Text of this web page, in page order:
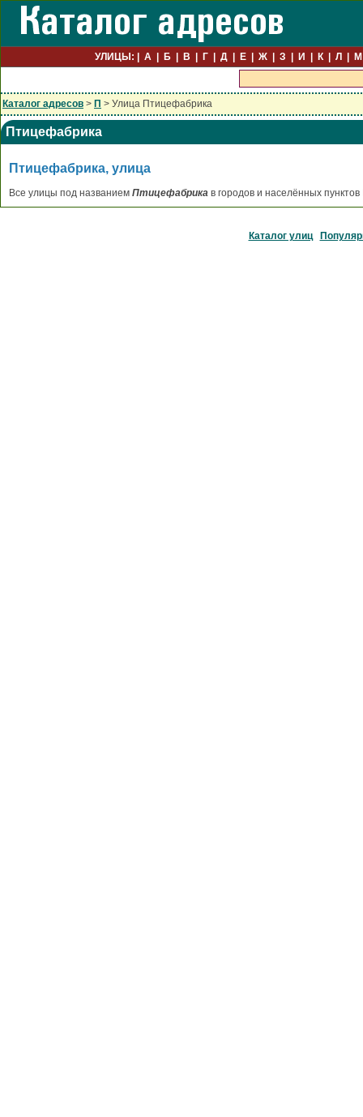
УЛИЦЫ: А Б В Г Д Е Ж З И К Л М
Каталог адресов > П > Улица Птицефабрика
Птицефабрика
Птицефабрика, улица
Все улицы под названием Птицефабрика в городов и населённых пунктов
Каталог улиц